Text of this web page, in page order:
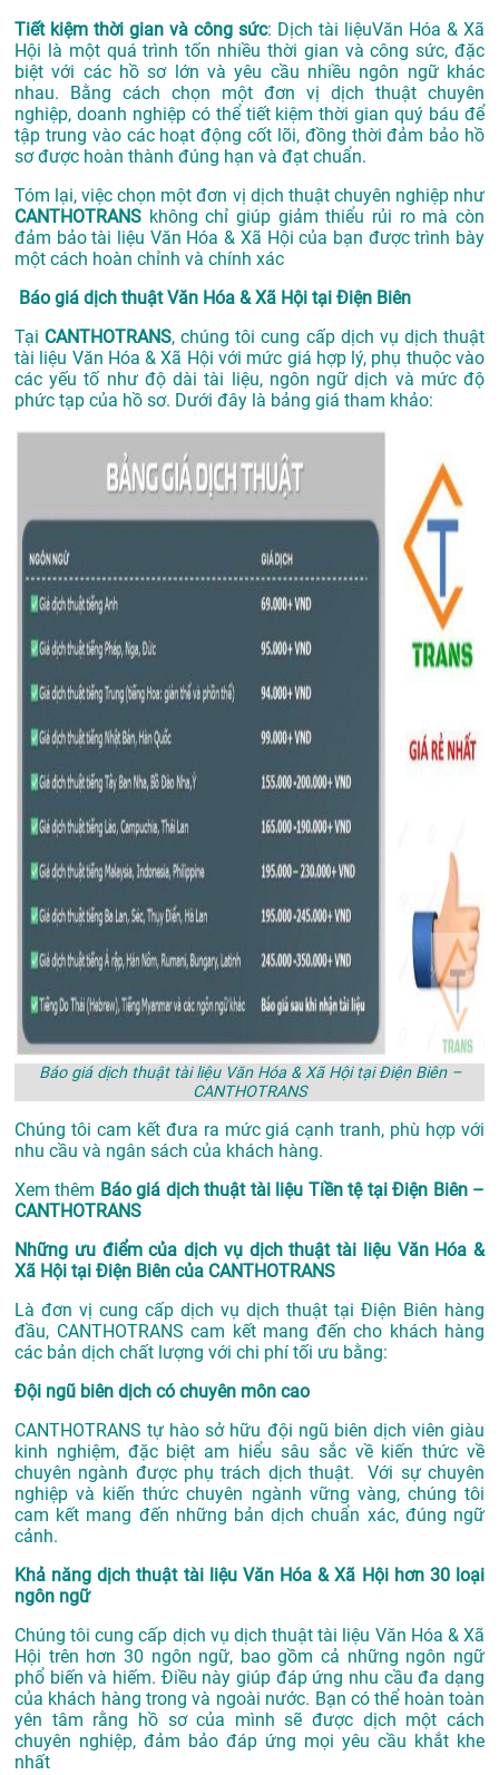
Tiết kiệm thời gian và công sức: Dịch tài liệuVăn Hóa & Xã
Hội là một quá trình tốn nhiều thời gian và công sức, đặc
biệt với các hồ sơ lớn và yêu cầu nhiều ngôn ngữ khác
nhau. Bằng cách chọn một đơn vị dịch thuật chuyên
nghiệp, doanh nghiệp có thể tiết kiệm thời gian quý báu để
tập trung vào các hoạt động cốt lõi, đồng thời đảm bảo hồ
sơ được hoàn thành đúng hạn và đạt chuẩn.
Tóm lại, việc chọn một đơn vị dịch thuật chuyên nghiệp như
CANTHOTRANS không chỉ giúp giảm thiểu rủi ro mà còn
đảm bảo tài liệu Văn Hóa & Xã Hội của bạn được trình bày
một cách hoàn chỉnh và chính xác
Báo giá dịch thuật Văn Hóa & Xã Hội tại Điện Biên
Tại CANTHOTRANS, chúng tôi cung cấp dịch vụ dịch thuật
tài liệu Văn Hóa & Xã Hội với mức giá hợp lý, phụ thuộc vào
các yếu tố như độ dài tài liệu, ngôn ngữ dịch và mức độ
phức tạp của hồ sơ. Dưới đây là bảng giá tham khảo:
Báo giá dịch thuật tài liệu Văn Hóa & Xã Hội tại Điện Biên –
CANTHOTRANS
Chúng tôi cam kết đưa ra mức giá cạnh tranh, phù hợp với
nhu cầu và ngân sách của khách hàng.
Xem thêm Báo giá dịch thuật tài liệu Tiền tệ tại Điện Biên –
CANTHOTRANS
Những ưu điểm của dịch vụ dịch thuật tài liệu Văn Hóa &
Xã Hội tại Điện Biên của CANTHOTRANS
Là đơn vị cung cấp dịch vụ dịch thuật tại Điện Biên hàng
đầu, CANTHOTRANS cam kết mang đến cho khách hàng
các bản dịch chất lượng với chi phí tối ưu bằng:
Đội ngũ biên dịch có chuyên môn cao
CANTHOTRANS tự hào sở hữu đội ngũ biên dịch viên giàu
kinh nghiệm, đặc biệt am hiểu sâu sắc về kiến thức về
chuyên ngành được phụ trách dịch thuật. Với sự chuyên
nghiệp và kiến thức chuyên ngành vững vàng, chúng tôi
cam kết mang đến những bản dịch chuẩn xác, đúng ngữ
cảnh.
Khả năng dịch thuật tài liệu Văn Hóa & Xã Hội hơn 30 loại
ngôn ngữ
Chúng tôi cung cấp dịch vụ dịch thuật tài liệu Văn Hóa & Xã
Hội trên hơn 30 ngôn ngữ, bao gồm cả những ngôn ngữ
phổ biến và hiếm. Điều này giúp đáp ứng nhu cầu đa dạng
của khách hàng trong và ngoài nước. Bạn có thể hoàn toàn
yên tâm rằng hồ sơ của mình sẽ được dịch một cách
chuyên nghiệp, đảm bảo đáp ứng mọi yêu cầu khắt khe
nhất